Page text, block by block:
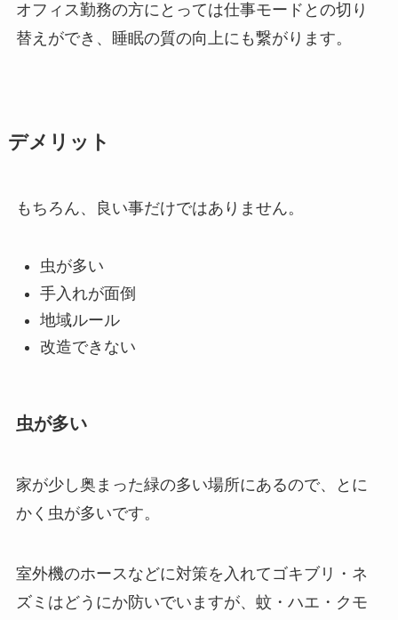
オフィス勤務の方にとっては仕事モードとの切り
替えができ、睡眠の質の向上にも繋がります。
デメリット
もちろん、良い事だけではありません。
虫が多い
手入れが面倒
地域ルール
改造できない
虫が多い
家が少し奥まった緑の多い場所にあるので、とに
かく虫が多いです。
室外機のホースなどに対策を入れてゴキブリ・ネ
ズミはどうにか防いでいますが、蚊・ハエ・クモ